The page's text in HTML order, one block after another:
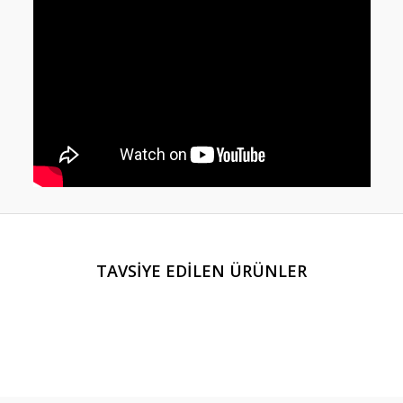
Bu ürüne ilk yorumu siz yapın!
TAVSİYE EDİLEN ÜRÜNLER